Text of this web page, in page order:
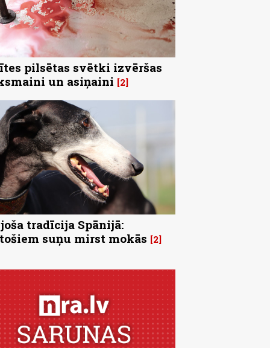
pilsētas svētki izvēršas
un asiņaini 2
tradīcija Spānijā:
suņu mirst mokās 2